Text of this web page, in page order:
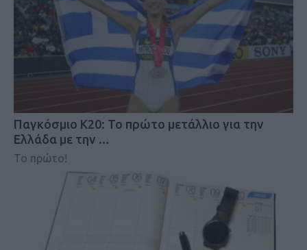
Παγκόσμιο Κ20: Το πρώτο μετάλλιο για την
Ελλάδα με την …
Το πρώτο!